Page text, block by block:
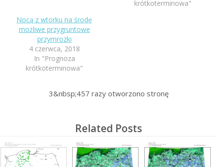
krótkoterminowa"
Nocą z wtorku na środę
możliwe przygruntowe
przymrozki
4 czerwca, 2018
In "Prognoza
krótkoterminowa"
3&nbsp;457 razy otworzono stronę
Related Posts